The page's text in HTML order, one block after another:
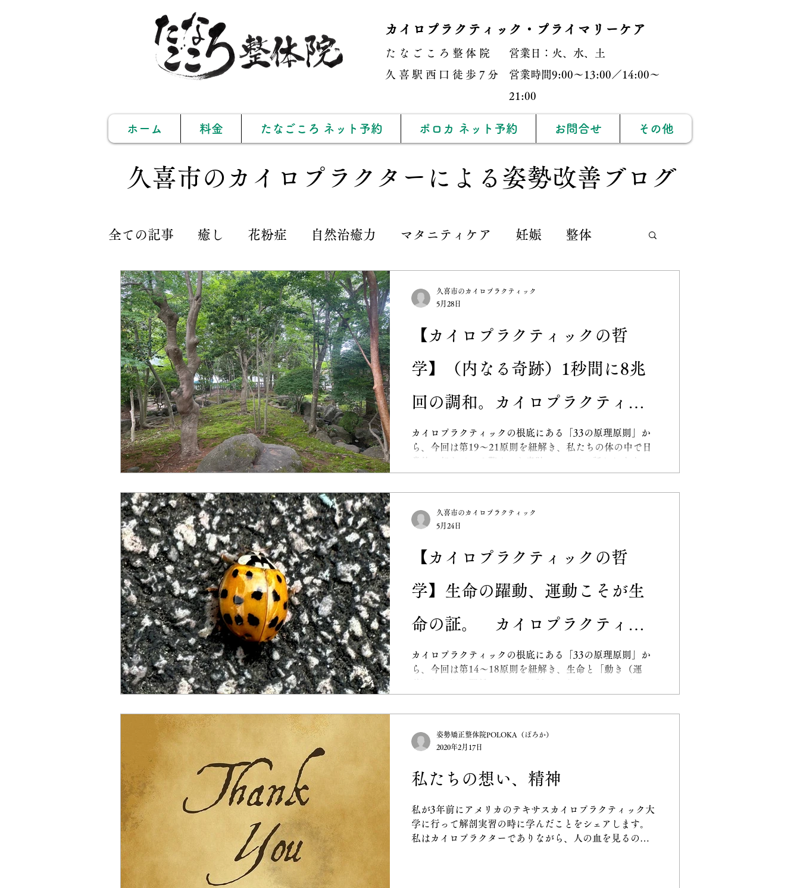
カイロプラクティック・プライマリーケア
営業日：火、水、土
営業時間9:00〜13:00／14:00〜
21:00
たなごころ整体院
​久喜駅西口徒歩7分
ホーム 料金 たなごころ ネット予約 ポロカ ネット予約 お問合せ その他
久喜市のカイロプラクターによる姿勢改善ブログ
全ての記事 癒し 花粉症 自然治癒力 マタニティケア 妊娠 整体
久喜 姿勢矯正 肩こり 子供の姿勢矯正
イベント セミナー 勉強会 取材 姿勢 院長ブログ 運動 膝痛
教育 坐骨神経痛 医療 栄養 メンタル ストレートネック 首コリ
神経 美容 自然 リフレッシュ
【カイロプラクティックの哲
学】（内なる奇跡）1秒間に8兆
回の調和。カイロプラクティッ
ク33の原則（第19〜21原則）が
教える、自分を信じる力
カイロプラクティックの根底にある「33の原理原則」か
ら、今回は第19〜21原則を紐解き、私たちの体の中で日
常的に起きている驚くべき奇跡についてお話しします。
私たちの体内では、神経系が意識を超えた領域で「1秒間
っている内なる知性（イネイト・インテリジェンス）で
る生命の力です。木にとまる鳥が、枝ではなく「自分の
宿る力を信頼することが大切です。 たなごころ整体院の
の内なる知性が100%表現されるようサポートすること。
定期的なアジャストメントで身体の調和能力は飛躍的に
かそうと輝いているハート（生命の力）に意識を向けて
みませんか？
久喜市のカイロプラクティック
5月28日
【カイロプラクティックの哲
学】生命の躍動、運動こそが生
命の証。 カイロプラクティッ
ク33の原則（第14〜18原則）が
教える「真の健康」
カイロプラクティックの根底にある「33の原理原則」か
ら、今回は第14〜18原則を紐解き、生命と「動き（運
動）」の深い関係についてお話しします。 カイロプラク
ティックでは「生命＝運動」であると考えます。分子レ
ベルの微細な振動から、環境への適応、自己成長への行
成長を止めてしまえば、環境に適応できなくなってしま
います。 多くの人は痛みや病気を「解決すべき問題」と
捉えますが、それはエネルギーの流れが変化した「結
果」にすぎません。カイロプラクターの仕事は、病気の
え、あなたの中に宿る生命の力をサポートすることで
す。 あなたを健康にする建設的な力は、常にあなたの
「内部」にあります。「正確な場所・時間・意図」を持
久喜市のカイロプラクティック
5月24日
私たちの想い、精神
私が3年前にアメリカのテキサスカイロプラクティック大
学に行って解剖実習の時に学んだことをシェアします。
私はカイロプラクターでありながら、人の血を見るのが
姿勢矯正整体院POLOKA（ぽろか）
2020年2月17日